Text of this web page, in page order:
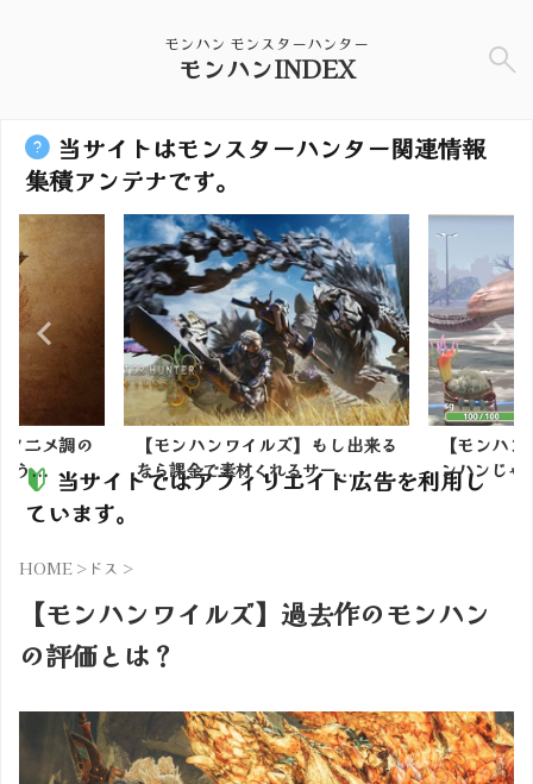
モンハン モンスターハンター
モンハンINDEX
当サイトはモンスターハンター関連情報
集積アンテナです。
ニメ調の
う...
【モンハンワイルズ】もし出来る
なら課金で素材くれるサー...
【モンハ
ンハンじゃ
当サイトではアフィリエイト広告を利用し
ています。
HOME > ドス >
【モンハンワイルズ】過去作のモンハン
の評価とは？